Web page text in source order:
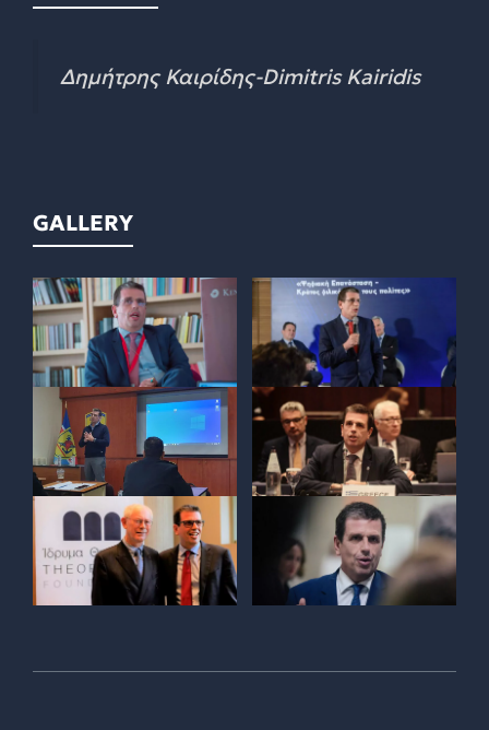
Δημήτρης Καιρίδης-Dimitris Kairidis
GALLERY